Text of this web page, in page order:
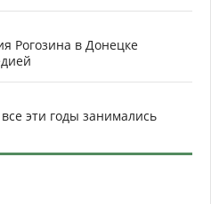
Рогозина в Донецке
эти годы занимались